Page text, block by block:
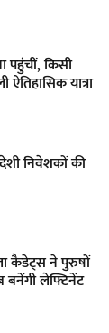
पहुंचीं, किसी
ऐतिहासिक यात्रा
निवेशकों की
कैडेट्स ने पुरुषों
बनेंगी लेफ्टिनेंट